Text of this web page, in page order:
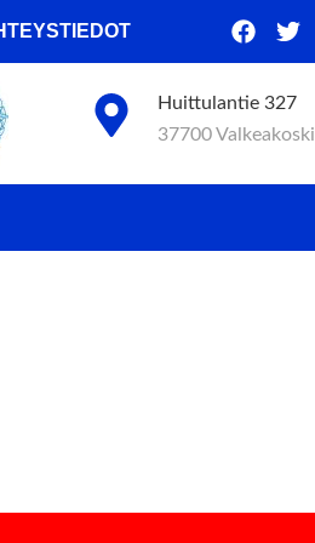
Huittulantie 327
37700 Valkeakoski